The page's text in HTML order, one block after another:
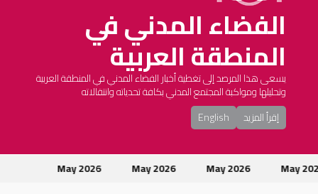
الفضاء المدني في
المنطقة العربية
يسعى هذا المرصد إلى تغطية أخبار الفضاء المدني في المنطقة العربية
وتحليلها ومواكبة المجتمع المدني بكافة تحدياته وانتقالاته
إقرأ المزيد
English
May 2026 May 2026 May 2026 May